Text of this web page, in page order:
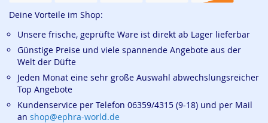
Deine Vorteile im Shop:
Unsere frische, geprüfte Ware ist direkt ab Lager lieferbar
Günstige Preise und viele spannende Angebote aus der
Welt der Düfte
Jeden Monat eine sehr große Auswahl abwechslungsreicher
Top Angebote
Kundenservice per Telefon 06359/4315 (9-18) und per Mail
an shop@ephra-world.de